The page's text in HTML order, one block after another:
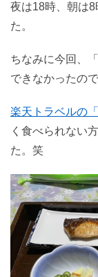
夜は18時、朝は
た。
ちなみに今回、
できなかったの
楽天トラベルの
く食べられない
た。笑